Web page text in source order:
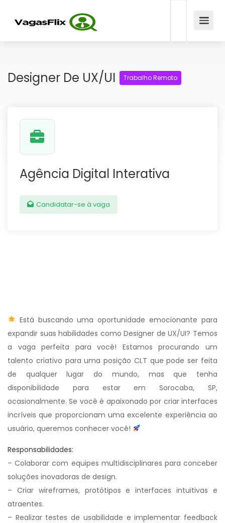
Designer De UX/UI Trabalho Remoto
Agência Digital Interativa
Candidatar-se à vaga
Está buscando uma oportunidade emocionante para
expandir suas habilidades como Designer de UX/UI? Temos
a vaga perfeita para você! Estamos procurando um
talento criativo para uma posição CLT que pode ser feita
de qualquer lugar do mundo, mas que tenha
disponibilidade para estar em Sorocaba, SP,
ocasionalmente. Se você é apaixonado por criar interfaces
incríveis que proporcionam uma excelente experiência ao
usuário, queremos conhecer você!
Responsabilidades:
– Colaborar com equipes multidisciplinares para conceber
soluções inovadoras de design.
– Criar wireframes, protótipos e interfaces intuitivas e
atraentes.
– Realizar testes de usabilidade e implementar feedback